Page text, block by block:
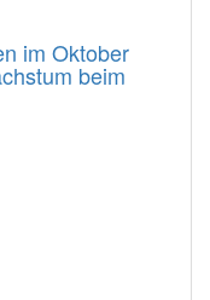
im Oktober
beim